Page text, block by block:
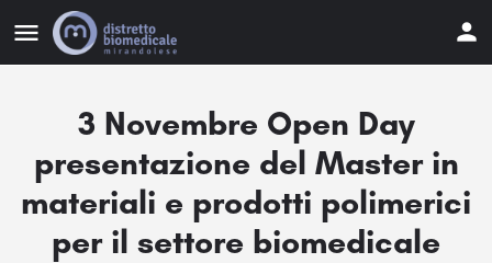
3 Novembre Open Day
presentazione del Master in
materiali e prodotti polimerici
per il settore biomedicale